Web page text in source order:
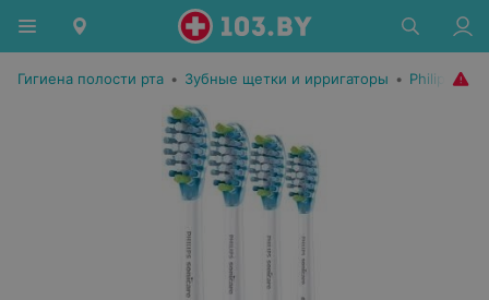
Гигиена полости рта • Зубные щетки и ирригаторы • Philips